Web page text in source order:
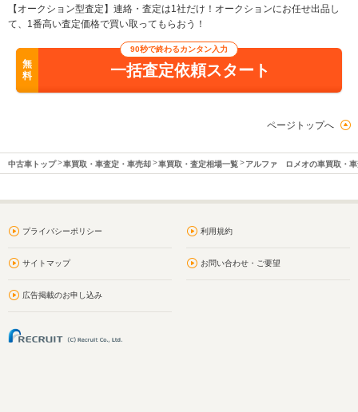
【オークション型査定】連絡・査定は1社だけ！オークションにお任せ出品し
て、1番高い査定価格で買い取ってもらおう！
無
料
90秒で終わるカンタン入力
一括査定依頼スタート
ページトップへ
中古車トップ 車買取・車査定・車売却 車買取・査定相場一覧 アルファ ロメオの車買取・車
プライバシーポリシー 利用規約
サイトマップ お問い合わせ・ご要望
広告掲載のお申し込み